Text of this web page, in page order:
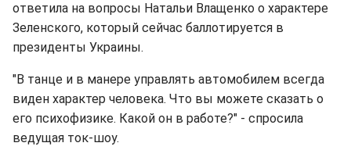
ответила на вопросы Натальи Влащенко о характере
Зеленского, который сейчас баллотируется в
президенты Украины.
"В танце и в манере управлять автомобилем всегда
виден характер человека. Что вы можете сказать о
его психофизике. Какой он в работе?" - спросила
ведущая ток-шоу.